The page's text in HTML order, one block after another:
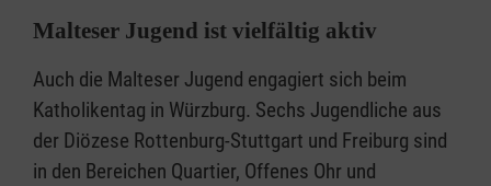
Malteser Jugend ist vielfältig aktiv
Auch die Malteser Jugend engagiert sich beim
Katholikentag in Würzburg. Sechs Jugendliche aus
der Diözese Rottenburg-Stuttgart und Freiburg sind
in den Bereichen Quartier, Offenes Ohr und